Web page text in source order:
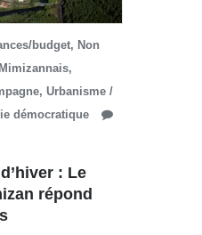
budget, Non
,
, Urbanisme /
démocratique
: Le
répond